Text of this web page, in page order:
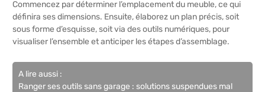
Commencez par déterminer l’emplacement du meuble, ce qui
définira ses dimensions. Ensuite, élaborez un plan précis, soit
sous forme d’esquisse, soit via des outils numériques, pour
visualiser l’ensemble et anticiper les étapes d’assemblage.
A lire aussi :
Ranger ses outils sans garage : solutions suspendues mal